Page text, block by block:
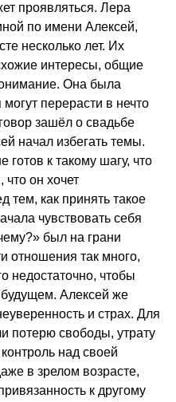
проявляться. Лера
по имени Алексей,
несколько лет. Их
интересы, общие
Она была
перерасти в нечто
зашёл о свадьбе
начал избегать темы.
к такому шагу, что
он хочет
тем, как принять такое
чувствовать себя
был на грани
отношения так много,
недостаточно, чтобы
Алексей же
и страх. Для
потерю свободы, утрату
над своей
в зрелом возрасте,
к другому